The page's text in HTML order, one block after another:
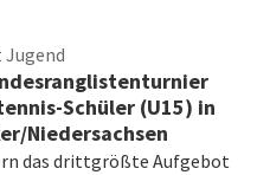
Schüler (U15) in
Niedersachsen
das drittgrößte Aufgebot